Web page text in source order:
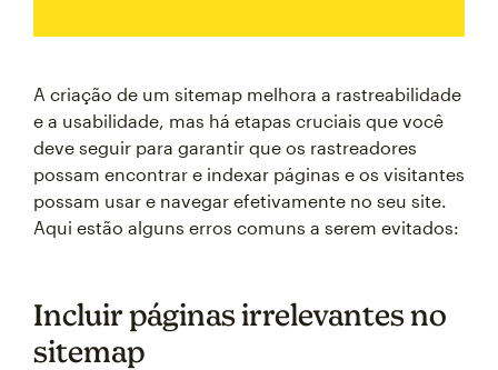
A criação de um sitemap melhora a rastreabilidade
e a usabilidade, mas há etapas cruciais que você
deve seguir para garantir que os rastreadores
possam encontrar e indexar páginas e os visitantes
possam usar e navegar efetivamente no seu site.
Aqui estão alguns erros comuns a serem evitados:
Incluir páginas irrelevantes no
sitemap